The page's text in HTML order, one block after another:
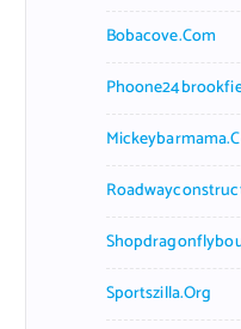
Bobacove.com
Sportszilla.org